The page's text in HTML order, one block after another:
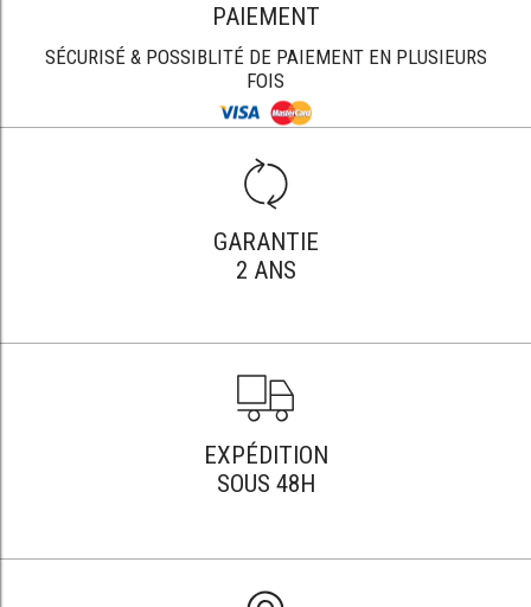
PAIEMENT
SÉCURISÉ & POSSIBLITÉ DE PAIEMENT EN PLUSIEURS
FOIS
GARANTIE
2 ANS
EXPÉDITION
SOUS 48H